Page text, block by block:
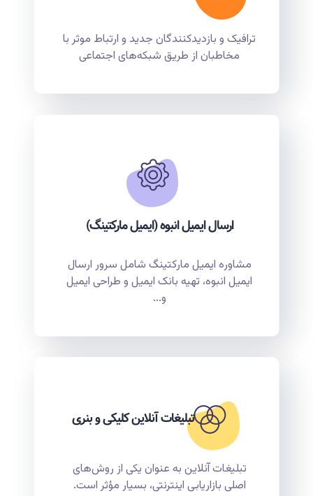
ترافیک و بازدیدکنندگان جدید و ارتباط موثر با
مخاطبان از طریق شبکه‌های اجتماعی
ارسال ایمیل انبوه (ایمیل مارکتینگ)
مشاوره ایمیل مارکتینگ شامل سرور ارسال
ایمیل انبوه، تهیه بانک ایمیل و طراحی ایمیل
و...
تبلیغات آنلاین کلیکی و بنری
تبلیغات آنلاین به عنوان یکی از روش‌های
اصلی بازاریابی اینترنتی، بسیار مؤثر است.